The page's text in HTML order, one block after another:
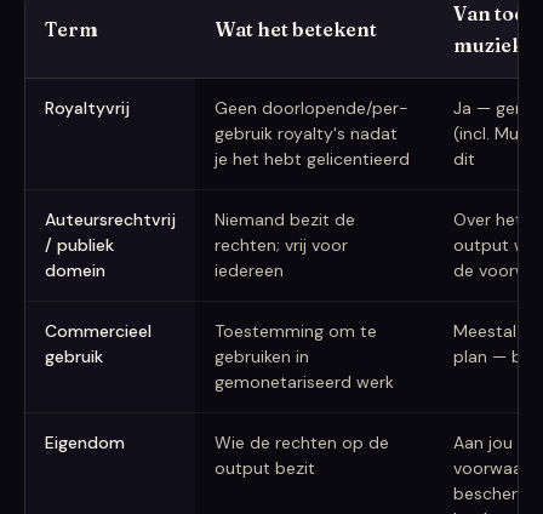
Term Wat het betekent
Van
muziek?
Royaltyvrij
Geen doorlopende/per-
gebruik royalty's nadat
je het hebt gelicentieerd
Ja —
(incl.
dit
Auteursrechtvrij
/ publiek
domein
Niemand bezit de
rechten; vrij voor
iedereen
Over het
output
de
Commercieel
gebruik
Toestemming om te
gebruiken in
gemonetariseerd werk
Meestal
plan —
Eigendom
Wie de rechten op de
output bezit
Aan jou